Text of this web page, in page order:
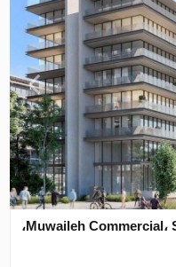
پروژه توسعه The Gate 3 در Muwaileh Commercial، Sharjah،